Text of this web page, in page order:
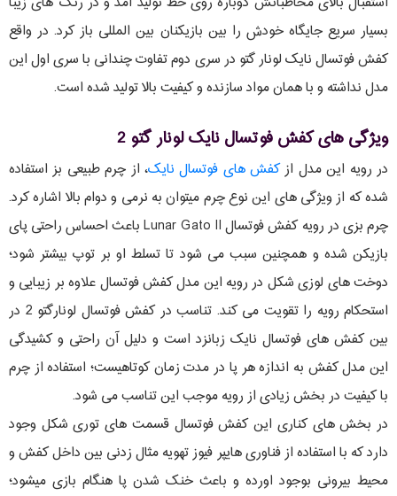
بسیار سریع جایگاه خودش را بین بازیکنان بین المللی باز کرد. در واقع
کفش فوتسال نایک لونار گتو در سری دوم تفاوت چندانی با سری اول این
مدل نداشته و با همان مواد سازنده و کیفیت بالا تولید شده است.
ویژگی های کفش فوتسال نایک لونار گتو 2
در رویه این مدل ازکفش های فوتسال نایک، از چرم طبیعی بز استفاده
شده که از ویژگی های این نوع چرم میتوان به نرمی و دوام بالا اشاره کرد.
چرم بزی در رویه کفش فوتسال Lunar Gato II باعث احساس راحتی پای
بازیکن شده و همچنین سبب می شود تا تسلط او بر توپ بیشتر شود؛
دوخت های لوزی شکل در رویه این مدل کفش فوتسال علاوه بر زیبایی و
استحکام رویه را تقویت می کند. تناسب در کفش فوتسال لونارگتو 2 در
بین کفش های فوتسال نایک زبانزد است و دلیل آن راحتی و کشیدگی
این مدل کفش به اندازه هر پا در مدت زمان کوتاهیست؛ استفاده از چرم
با کیفیت در بخش زیادی از رویه موجب این تناسب می شود.
در بخش های کناری این کفش فوتسال قسمت های توری شکل وجود
دارد که با استفاده از فناوری هایپر فیوز تهویه مثال زدنی بین داخل کفش و
محیط بیرونی بوجود اورده و باعث خنک شدن پا هنگام بازی میشود؛